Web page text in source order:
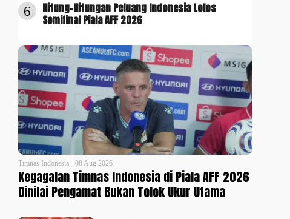
6
Hitung-Hitungan Peluang Indonesia Lolos
Semifinal Piala AFF 2026
Timnas Indonesia - 08 Aug 2026
Kegagalan Timnas Indonesia di Piala AFF 2026
Dinilai Pengamat Bukan Tolok Ukur Utama